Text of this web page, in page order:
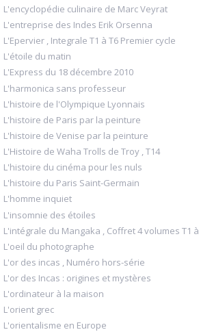
L'encyclopédie culinaire de Marc Veyrat
L'entreprise des Indes Erik Orsenna
L'Epervier , Integrale T1 à T6 Premier cycle
L'étoile du matin
L'Express du 18 décembre 2010
L'harmonica sans professeur
L'histoire de l'Olympique Lyonnais
L'histoire de Paris par la peinture
L'histoire de Venise par la peinture
L'Histoire de Waha Trolls de Troy , T14
L'histoire du cinéma pour les nuls
L'histoire du Paris Saint-Germain
L'homme inquiet
L'insomnie des étoiles
L'intégrale du Mangaka , Coffret 4 volumes T1
L'oeil du photographe
L'or des incas , Numéro hors-série
L'or des Incas : origines et mystères
L'ordinateur à la maison
L'orient grec
L'orientalisme en Europe